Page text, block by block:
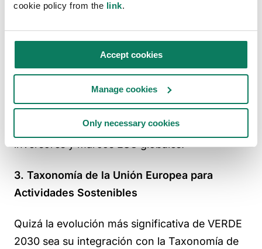
cookie policy from the link.
Accept cookies
Manage cookies
Only necessary cookies
sistema de certificación nacional a un referente
de sostenibilidad comparable a nivel
internacional, garantizando que los proyectos
españoles se comuniquen en el mismo
lenguaje técnico y regulatorio utilizado en toda
Europa, incluidos responsables políticos,
inversores y marcos ESG globales.
3. Taxonomía de la Unión Europea para
Actividades Sostenibles
Quizá la evolución más significativa de VERDE
2030 sea su integración con la Taxonomía de